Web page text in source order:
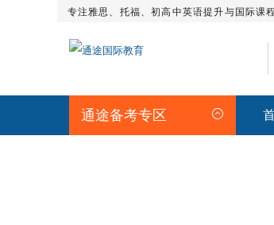
专注雅思、托福、初高中英语提升与国际课
通途备考专区